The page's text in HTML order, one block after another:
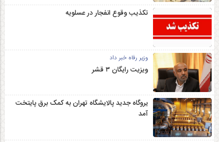
تکذیب وقوع انفجار در عسلویه
وزیر رفاه خبر داد
ویزیت رایگان ۳ قشر
یروگاه جدید پالایشگاه تهران به کمک برق پایتخت
آمد